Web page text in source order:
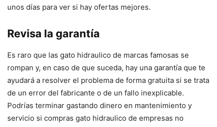
unos días para ver si hay ofertas mejores.
Revisa la garantía
Es raro que las gato hidraulico de marcas famosas se
rompan y, en caso de que suceda, hay una garantía que te
ayudará a resolver el problema de forma gratuita si se trata
de un error del fabricante o de un fallo inexplicable.
Podrías terminar gastando dinero en mantenimiento y
servicio si compras gato hidraulico de empresas no